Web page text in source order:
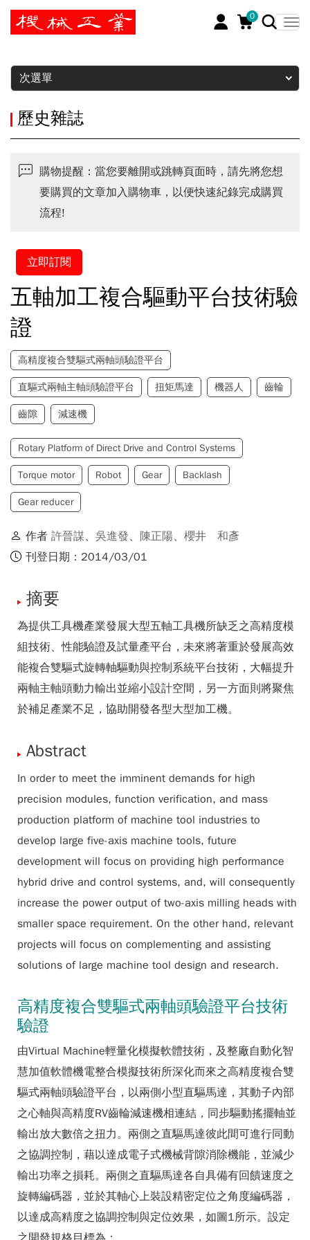
0
暫停
次選單
歷史雜誌
購物提醒：當您要離開或跳轉頁面時，請先將您想
要購買的文章加入購物車，以便快速紀錄完成購買
流程!
立即訂閱
五軸加工複合驅動平台技術驗
證
高精度複合雙驅式兩軸頭驗證平台
直驅式兩軸主軸頭驗證平台 扭矩馬達 機器人 齒輪
齒隙 減速機
Rotary Platform of Direct Drive and Control Systems
Torque motor Robot Gear Backlash
Gear reducer
作者 許晉謀、 吳進發、 陳正陽、 櫻井 和彥
刊登日期：2014/03/01
摘要
為提供工具機產業發展大型五軸工具機所缺乏之高精度模
組技術、性能驗證及試量產平台，未來將著重於發展高效
能複合雙驅式旋轉軸驅動與控制系統平台技術，大幅提升
兩軸主軸頭動力輸出並縮小設計空間，另一方面則將聚焦
於補足產業不足，協助開發各型大型加工機。
Abstract
In order to meet the imminent demands for high
precision modules, function verification, and mass
production platform of machine tool industries to
develop large five-axis machine tools, future
development will focus on providing high performance
hybrid drive and control systems, and, will consequently
increase the power output of two-axis milling heads with
smaller space requirement. On the other hand, relevant
projects will focus on complementing and assisting
solutions of large machine tool design and research.
高精度複合雙驅式兩軸頭驗證平台技術
驗證
由Virtual Machine輕量化模擬軟體技術，及整廠自動化智
慧加值軟體機電整合模擬技術所深化而來之高精度複合雙
驅式兩軸頭驗證平台，以兩側小型直驅馬達，其動子內部
之心軸與高精度RV齒輪減速機相連結，同步驅動搖擺軸並
輸出放大數倍之扭力。兩側之直驅馬達彼此間可進行同動
之協調控制，藉以達成電子式機械背隙消除機能，並減少
輸出功率之損耗。兩側之直驅馬達各自具備有回饋速度之
旋轉編碼器，並於其軸心上裝設精密定位之角度編碼器，
以達成高精度之協調控制與定位效果，如圖1所示。設定